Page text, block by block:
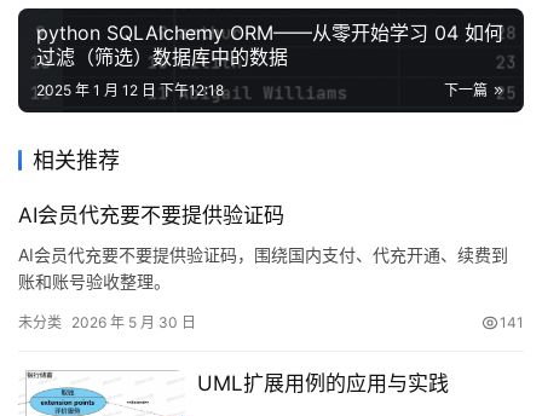
python SQLAlchemy ORM——从零开始学习 04 如何
过滤（筛选）数据库中的数据
下一篇
2025 年 1 月 12 日 下午12:18
相关推荐
AI会员代充要不要提供验证码
AI会员代充要不要提供验证码，围绕国内支付、代充开通、续费到
账和账号验收整理。
未分类 2026 年 5 月 30 日 141
UML扩展用例的应用与实践